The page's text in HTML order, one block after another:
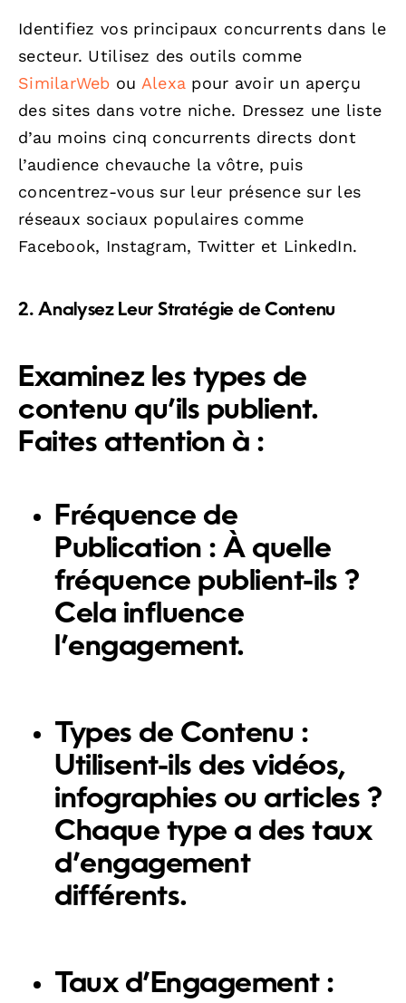
Identifiez vos principaux concurrents dans le
secteur. Utilisez des outils comme
SimilarWeb ou Alexa pour avoir un aperçu
des sites dans votre niche. Dressez une liste
d’au moins cinq concurrents directs dont
l’audience chevauche la vôtre, puis
concentrez-vous sur leur présence sur les
réseaux sociaux populaires comme
Facebook, Instagram, Twitter et LinkedIn.
2. Analysez Leur Stratégie de Contenu
Examinez les types de
contenu qu’ils publient.
Faites attention à :
Fréquence de
Publication : À quelle
fréquence publient-ils ?
Cela influence
l’engagement.
Types de Contenu :
Utilisent-ils des vidéos,
infographies ou articles ?
Chaque type a des taux
d’engagement
différents.
Taux d’Engagement :